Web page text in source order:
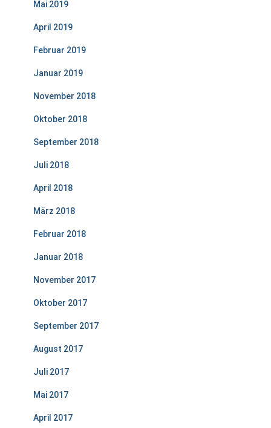
Mai 2019
April 2019
Februar 2019
Januar 2019
November 2018
Oktober 2018
September 2018
Juli 2018
April 2018
März 2018
Februar 2018
Januar 2018
November 2017
Oktober 2017
September 2017
August 2017
Juli 2017
Mai 2017
April 2017